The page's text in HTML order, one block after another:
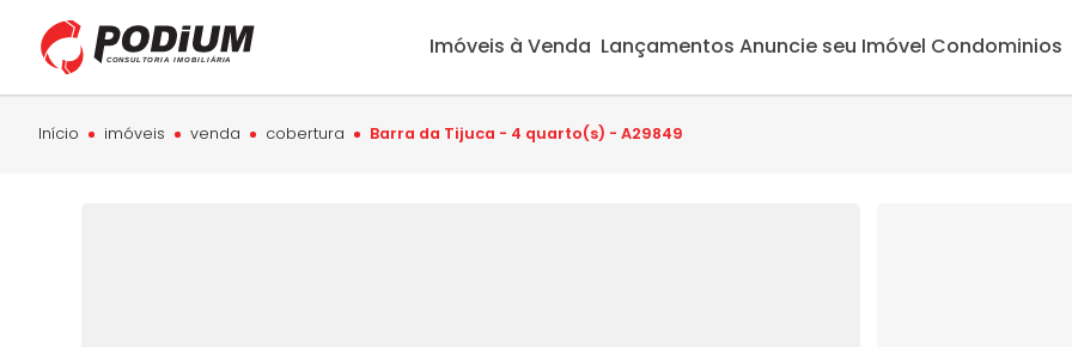
Imóveis à Venda Lançamentos Anuncie seu Imóvel Condominios
Início imóveis venda cobertura Barra da Tijuca - 4 quarto(s) - A29849